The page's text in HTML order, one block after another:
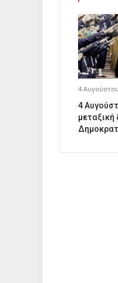
4
4
μεταξική